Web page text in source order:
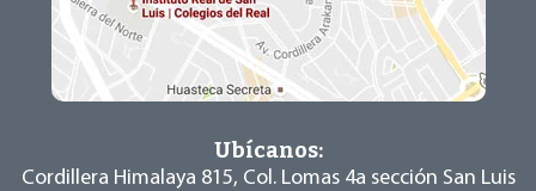
Ubícanos:
Cordillera Himalaya 815, Col. Lomas 4a sección San Luis